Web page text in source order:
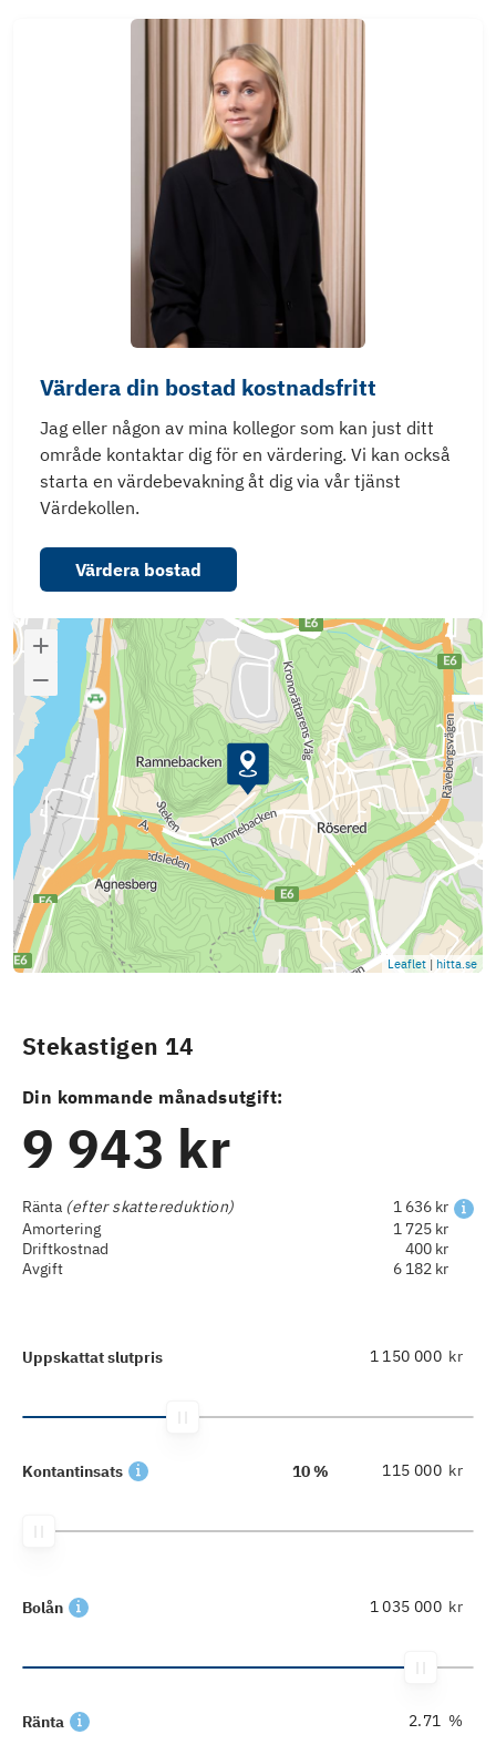
Värdera din bostad kostnadsfritt
Jag eller någon av mina kollegor som kan just ditt
område kontaktar dig för en värdering. Vi kan också
starta en värdebevakning åt dig via vår tjänst
Värdekollen.
Värdera bostad
Leaflet | hitta.se
Stekastigen 14
Din kommande månadsutgift:
9 943 kr
Ränta (efter skattereduktion)
1 636 kr
Amortering
1 725 kr
Driftkostnad
400 kr
Avgift
6 182 kr
Uppskattat slutpris kr
Kontantinsats 10 % kr
Bolån kr
Ränta %